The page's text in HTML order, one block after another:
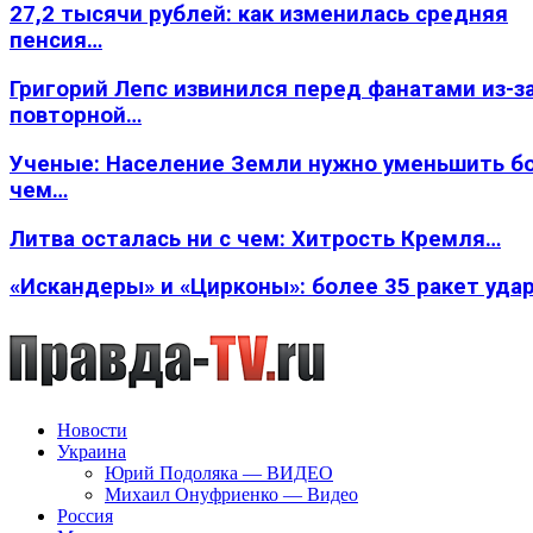
27,2 тысячи рублей: как изменилась средняя
пенсия…
Григорий Лепс извинился перед фанатами из-
повторной…
Ученые: Население Земли нужно уменьшить
чем…
Литва осталась ни с чем: Хитрость Кремля…
«Искандеры» и «Цирконы»: более 35 ракет
Новости
Украина
Юрий Подоляка — ВИДЕО
Михаил Онуфриенко — Видео
Россия